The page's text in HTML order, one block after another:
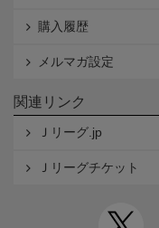
購入履歴
メルマガ設定
関連リンク
Ｊリーグ.jp
Ｊリーグチケット